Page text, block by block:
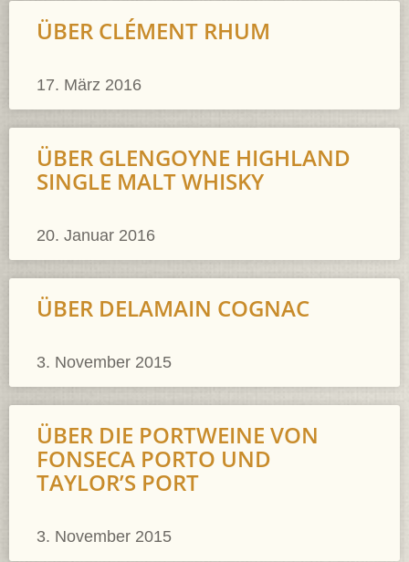
ÜBER CLÉMENT RHUM
17. März 2016
ÜBER GLENGOYNE HIGHLAND
SINGLE MALT WHISKY
20. Januar 2016
ÜBER DELAMAIN COGNAC
3. November 2015
ÜBER DIE PORTWEINE VON
FONSECA PORTO UND
TAYLOR’S PORT
3. November 2015